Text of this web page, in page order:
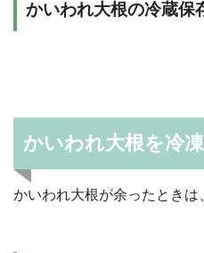
かいわれ大根の冷蔵保
かいわれ大根を冷
かいわれ大根が余ったときは